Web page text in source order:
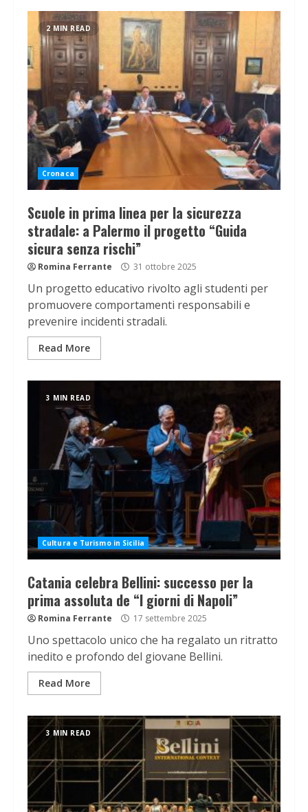
2 MIN READ
Cronaca
Scuole in prima linea per la sicurezza
stradale: a Palermo il progetto “Guida
sicura senza rischi”
Romina Ferrante 31 ottobre 2025
Un progetto educativo rivolto agli studenti per
promuovere comportamenti responsabili e
prevenire incidenti stradali.
Read More
3 MIN READ
Cultura e Turismo in Sicilia
Catania celebra Bellini: successo per la
prima assoluta de “I giorni di Napoli”
Romina Ferrante 17 settembre 2025
Uno spettacolo unico che ha regalato un ritratto
inedito e profondo del giovane Bellini.
Read More
3 MIN READ